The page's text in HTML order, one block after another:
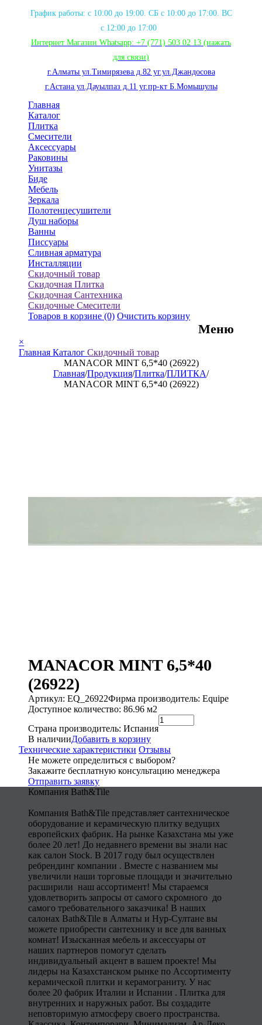
График работы: с 10:00 до 19:00. СБ с 10:00 до 17:00. ВС
с 12:00 до 17:00
Интернет Магазин Whatsapp: +7 (771) 503 02 13 (нажать
для связи)
г.Алматы ул.Тимирязева д.82 уг.ул.Джандосова
г.Астана ул.Дауылпаз д.11 уг.пр-кт Б.Момышулы
Главная
Каталог
Плитка
Смесители
Аксессуары
Раковины
Унитазы
Биде
Мебель
Зеркала
Полотенцесушители
Душ наборы
Ванны
Писсуары
Сливная арматура
Инсталляции
Скидочный товар
Скидочная Плитка
Скидочная Сантехника
Скидочные Смесители
Товаров в корзине (0) Очистить корзину
Меню
×
Главная Каталог Скидочный товар
MANACOR MINT 6,5*40 (26922)
Главная/Продукция/Плитка/ПЛИТКА/
MANACOR MINT 6,5*40 (26922)
MANACOR MINT 6,5*40
(26922)
Артикул: EQ_26922Фирма производитель: Equipe
Доступное количество: 86.96 м2
Страна производитель: Испания
В наличииДобавить в корзину
Технические характеристики Отзывы
Не можете определиться с выбором?
Закажите бесплатную консультацию менеджера
Отправить заявку
Компания Bath&Tile
Компания Bath&Tile представляет сантехническое
оборудование и керамическую плитку ведущих
европейских фабрик. На рынке Казахстана мы уже
более 20 лет! До недавнего времени вы знали нас
как салон Stock. В 2017 году был осуществлен
ребрендинг компании . Вместе с названием мы
увеличили наши торговые площади и значительно
расширили наш ассортимент! Мы стараемся
удовлетворить запросы от самого скромного до
самого требовательного заказчика! В наших
салонах Bath&Tile в Алматы и Нур-Султане вы
можете приобрести сантехнику и все для ванных
комнат! Изысканная мебель и аксессуары от
наших партнеров помогут сделать
индивидуальный акцент в вашем проекте! Мы
лидеры на Казахстанском рынке по Ассортименту
керамической плитки и керамограниту. У нас
более 20 фабрик Италии и Испании . Плитка для
внутренних и наружных работ. Вы создадите
неповторимую атмосферу своего пространства.